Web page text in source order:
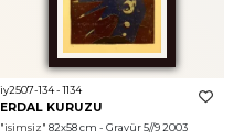
iy2507-134 - 1134
ERDAL KURUZU
"isimsiz" 82x58 cm - Gravür 5//9 2003